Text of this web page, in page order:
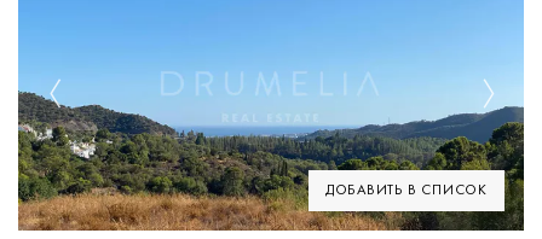
ДОБАВИТЬ В СПИСОК
Previous Next